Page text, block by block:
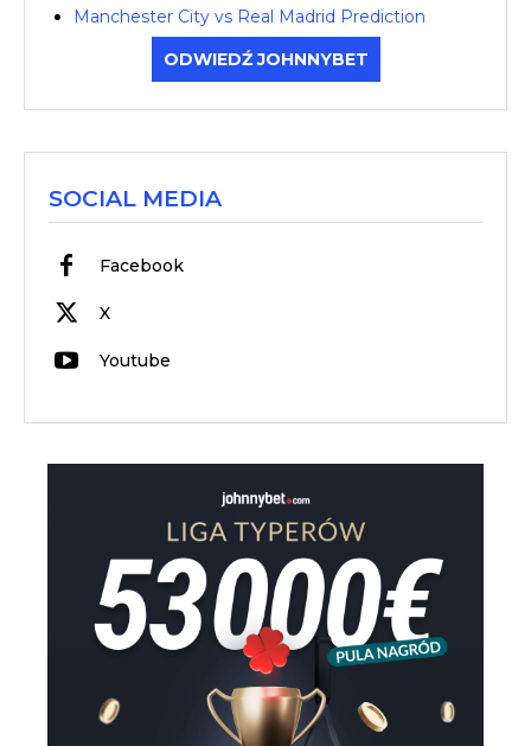
Manchester City vs Real Madrid Prediction
ODWIEDŹ JOHNNYBET
SOCIAL MEDIA
Facebook
X
Youtube